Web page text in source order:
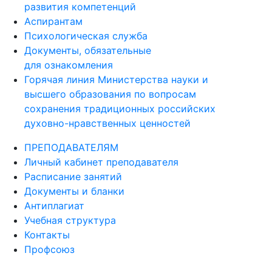
развития компетенций
Аспирантам
Психологическая служба
Документы, обязательные
для ознакомления
Горячая линия Министерства науки и
высшего образования по вопросам
сохранения традиционных российских
духовно-нравственных ценностей
ПРЕПОДАВАТЕЛЯМ
Личный кабинет преподавателя
Расписание занятий
Документы и бланки
Антиплагиат
Учебная структура
Контакты
Профсоюз